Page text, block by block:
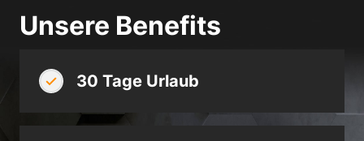
Unsere Benefits
30 Tage Urlaub